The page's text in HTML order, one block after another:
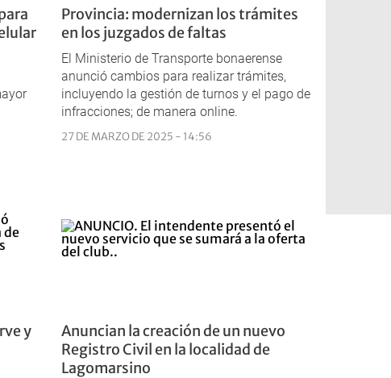
Provincia: modernizan los trámites
en los juzgados de faltas
El Ministerio de Transporte bonaerense
anunció cambios para realizar trámites,
incluyendo la gestión de turnos y el pago de
infracciones; de manera online.
27 DE MARZO DE 2025 - 14:56
y
Anuncian la creación de un nuevo
Registro Civil en la localidad de
Lagomarsino